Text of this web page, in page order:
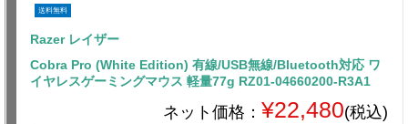
送料無料
Razer レイザー
Cobra Pro (White Edition) 有線/USB無線/Bluetooth対応 ワ
イヤレスゲーミングマウス 軽量77g RZ01-04660200-R3A1
ネット価格： ¥22,480(税込)